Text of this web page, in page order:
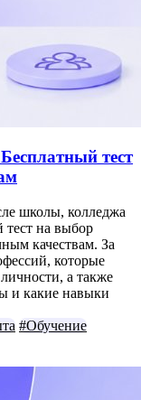
тест
школы, колледжа
тест на выбор
качествам. За
которые
а также
и какие навыки
#Обучение